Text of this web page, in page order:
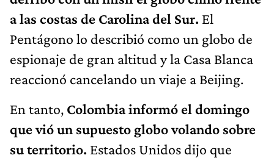
a las costas de Carolina del Sur. El
Pentágono lo describió como un globo de
espionaje de gran altitud y la Casa Blanca
reaccionó cancelando un viaje a Beijing.
En tanto, Colombia informó el domingo
que vió un supuesto globo volando sobre
su territorio. Estados Unidos dijo que